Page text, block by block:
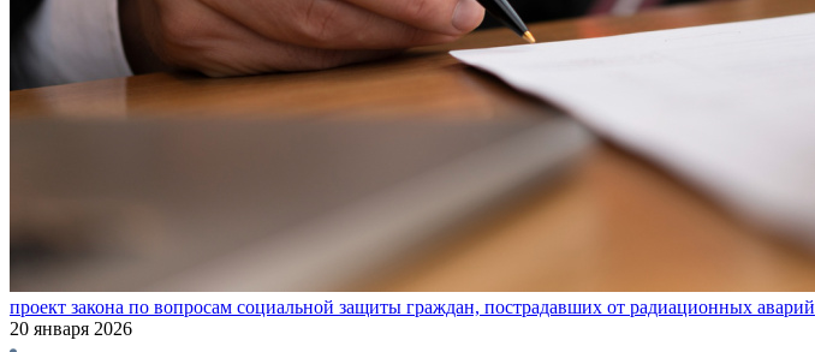
проект закона по вопросам социальной защиты граждан, пострадавших от радиационных аварий
20 января 2026